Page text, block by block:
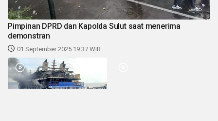
Pimpinan DPRD dan Kapolda Sulut saat menerima
demonstran
01 September 2025 19:37 WIB